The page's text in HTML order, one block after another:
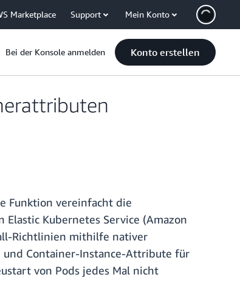
Marketplace Support Mein Konto
Bei der Konsole anmelden Konto erstellen
Funktion vereinfacht die
Kubernetes Service (Amazon
Richtlinien mithilfe nativer
und Container-Instance-Attribute für
von Pods jedes Mal nicht